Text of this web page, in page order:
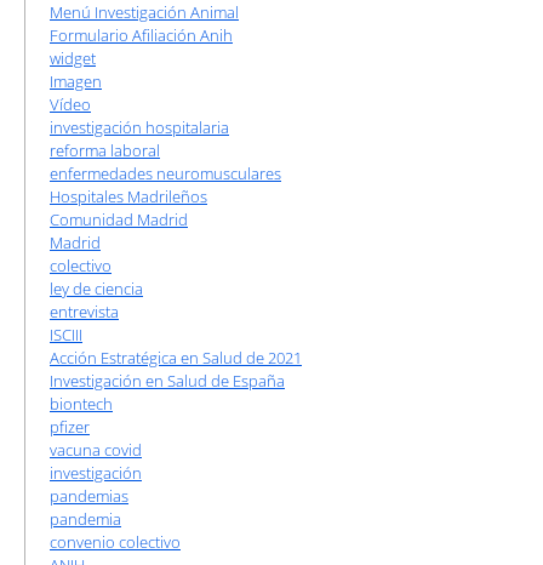
Menú Investigación Animal
Formulario Afiliación Anih
widget
Imagen
Vídeo
investigación hospitalaria
reforma laboral
enfermedades neuromusculares
Hospitales Madrileños
Comunidad Madrid
Madrid
colectivo
ley de ciencia
entrevista
ISCIII
Acción Estratégica en Salud de 2021
Investigación en Salud de España
biontech
pfizer
vacuna covid
investigación
pandemias
pandemia
convenio colectivo